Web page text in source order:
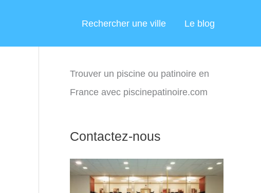
Rechercher une ville Le blog
Trouver un piscine ou patinoire en
France avec piscinepatinoire.com
Contactez-nous